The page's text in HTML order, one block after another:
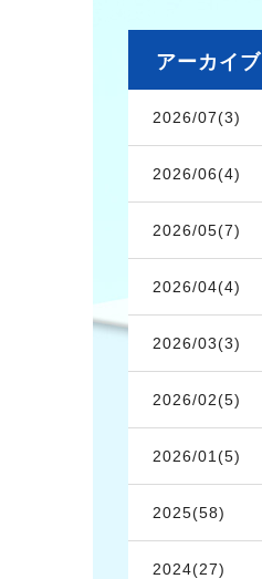
アーカイブ
2026/07(3)
2026/06(4)
2026/05(7)
2026/04(4)
2026/03(3)
2026/02(5)
2026/01(5)
2025(58)
2024(27)